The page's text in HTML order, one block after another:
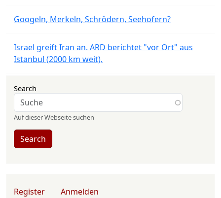
Googeln, Merkeln, Schrödern, Seehofern?
Israel greift Iran an. ARD berichtet "vor Ort" aus
Istanbul (2000 km weit).
Search
Auf dieser Webseite suchen
Search
User account menu
Register Anmelden